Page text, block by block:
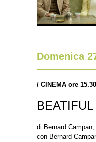
Domenica
/ CINEMA ore
di Bernard
con Bernard